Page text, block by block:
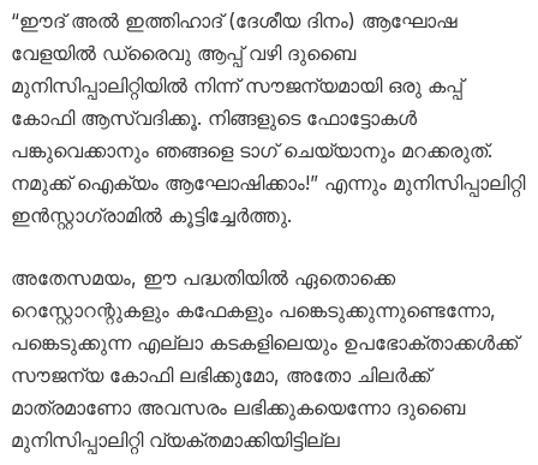
“ഈദ് അൽ ഇത്തിഹാദ് (ദേശീയ ദിനം) ആഘോഷ
വേളയിൽ ഡ്രൈവു ആപ്പ് വഴി ദുബൈ
മുനിസിപ്പാലിറ്റിയിൽ നിന്ന് സൗജന്യമായി ഒരു കപ്പ്
കോഫി ആസ്വദിക്കൂ. നിങ്ങളുടെ ഫോട്ടോകൾ
പങ്കുവെക്കാനും ഞങ്ങളെ ടാഗ് ചെയ്യാനും മറക്കരുത്.
നമുക്ക് ഐക്യം ആഘോഷിക്കാം!” എന്നും മുനിസിപ്പാലിറ്റി
ഇൻസ്റ്റാഗ്രാമിൽ കൂട്ടിച്ചേർത്തു.
അതേസമയം, ഈ പദ്ധതിയിൽ ഏതൊക്കെ
റെസ്റ്റോറന്റുകളും കഫേകളും പങ്കെടുക്കുന്നുണ്ടെന്നോ,
പങ്കെടുക്കുന്ന എല്ലാ കടകളിലെയും ഉപഭോക്താക്കൾക്ക്
സൗജന്യ കോഫി ലഭിക്കുമോ, അതോ ചിലർക്ക്
മാത്രമാണോ അവസരം ലഭിക്കുകയെന്നോ ദുബൈ
മുനിസിപ്പാലിറ്റി വ്യക്തമാക്കിയിട്ടില്ല